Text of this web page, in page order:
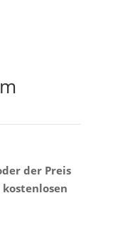
der Preis